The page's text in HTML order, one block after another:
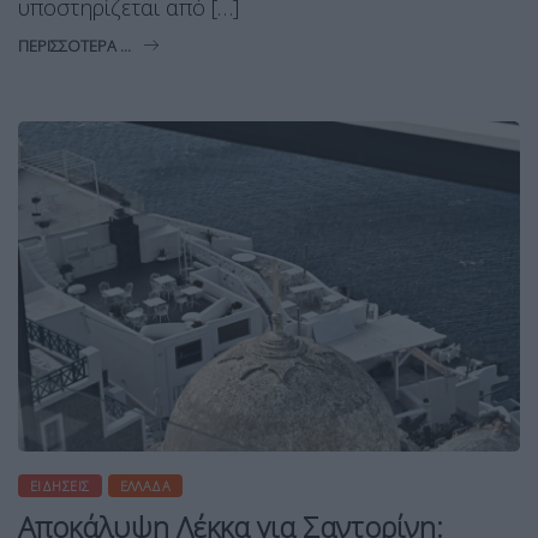
υποστηρίζεται από […]
ΠΕΡΙΣΣΌΤΕΡΑ ...
ΕΙΔΉΣΕΙΣ ΕΛΛΆΔΑ
Αποκάλυψη Λέκκα για Σαντορίνη: